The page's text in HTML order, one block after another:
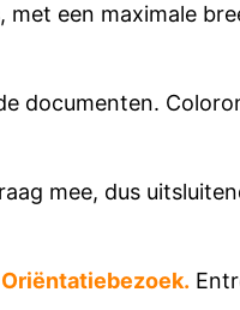
een maximale
documenten.
mee, dus